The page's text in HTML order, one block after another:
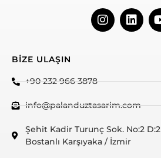
BİZE ULAŞIN
+90 232 966 3878
info@palanduztasarim.com
Şehit Kadir Turunç Sok. No:2 D:2
Bostanlı Karşıyaka / İzmir